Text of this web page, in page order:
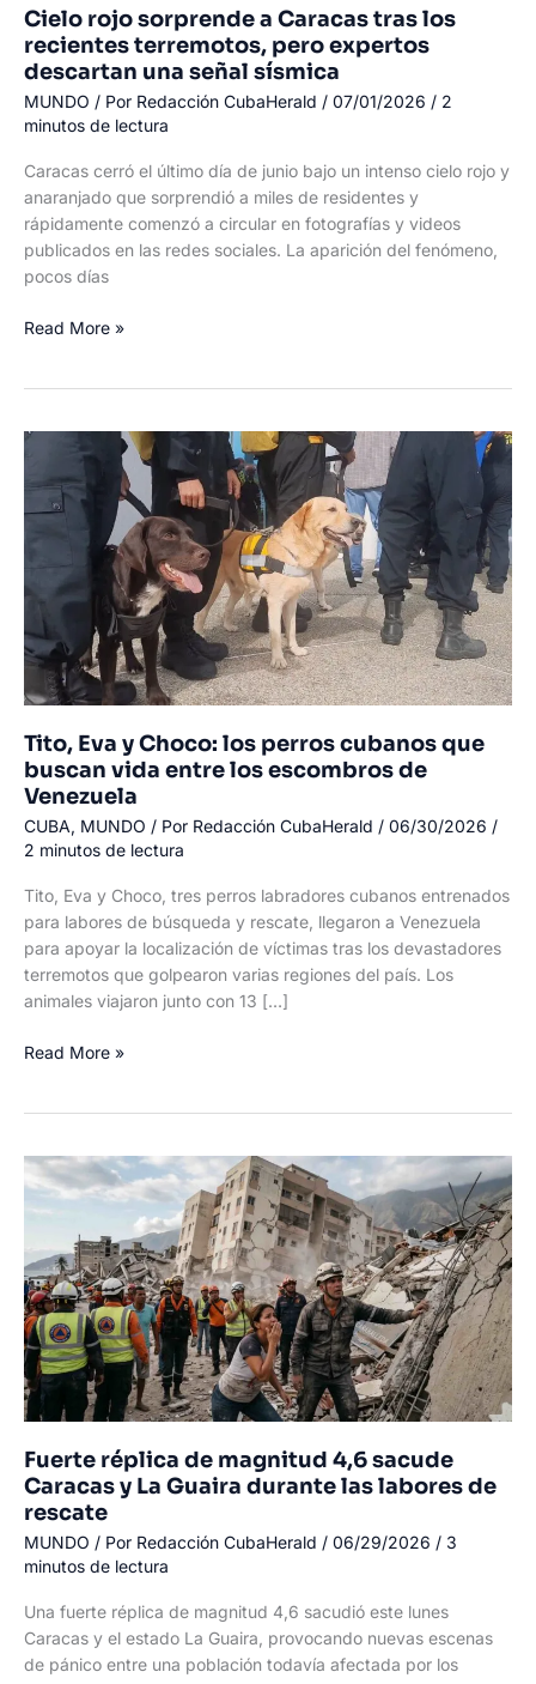
en
Venezuela
Cielo rojo sorprende a Caracas tras los
recientes terremotos, pero expertos
descartan una señal sísmica
MUNDO / Por Redacción CubaHerald / 07/01/2026 / 2
minutos de lectura
Caracas cerró el último día de junio bajo un intenso cielo rojo y
anaranjado que sorprendió a miles de residentes y
rápidamente comenzó a circular en fotografías y videos
publicados en las redes sociales. La aparición del fenómeno,
pocos días
Cielo
Caracas
los
recientes
terremotos,
expertos
descartan
una
señal
sísmica
Read More »
Tito, Eva y Choco: los perros cubanos que
buscan vida entre los escombros de
Venezuela
CUBA, MUNDO / Por Redacción CubaHerald / 06/30/2026 /
2 minutos de lectura
Tito, Eva y Choco, tres perros labradores cubanos entrenados
para labores de búsqueda y rescate, llegaron a Venezuela
para apoyar la localización de víctimas tras los devastadores
terremotos que golpearon varias regiones del país. Los
animales viajaron junto con 13 […]
Tito,
los
perros
cubanos
buscan
vida
entre
los
escombros
de
Venezuela
Read More »
Fuerte réplica de magnitud 4,6 sacude
Caracas y La Guaira durante las labores de
rescate
MUNDO / Por Redacción CubaHerald / 06/29/2026 / 3
minutos de lectura
Una fuerte réplica de magnitud 4,6 sacudió este lunes
Caracas y el estado La Guaira, provocando nuevas escenas
de pánico entre una población todavía afectada por los